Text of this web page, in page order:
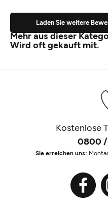
Laden Sie weitere
Mehr aus dieser
Wird oft gekauft mit
Kostenlose
0800
Sie erreichen uns: